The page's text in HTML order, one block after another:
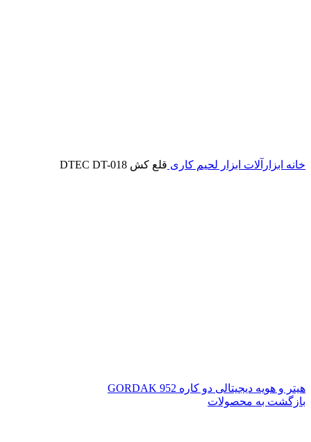
خانه ابزارآلات ابزار لحیم کاری قلع کش DTEC DT-018
هیتر و هویه دیجیتالی دو کاره GORDAK 952
بازگشت به محصولات